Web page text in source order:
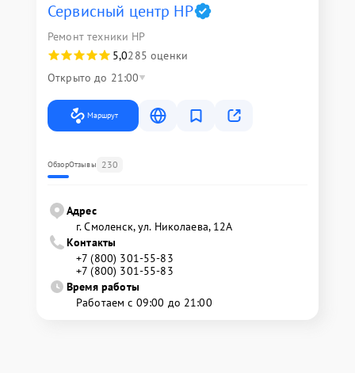
Сервисный центр HP
Ремонт техники HP
5,0285 оценки
Открыто до 21:00
Маршрут
ОбзорОтзывы 230
Адрес
г. Смоленск, ул. Николаева, 12А
Контакты
+7 (800) 301-55-83
+7 (800) 301-55-83
Время работы
Работаем с 09:00 до 21:00